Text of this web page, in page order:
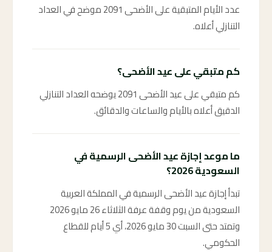
عدد الأيام المتبقية على الأضحى 2091 موضح في العداد
التنازلي أعلاه.
كم متبقي على عيد الأضحى؟
كم متبقي على عيد الأضحى 2091 يوضحه العداد التنازلي
الدقيق أعلاه بالأيام والساعات والدقائق.
ما موعد إجازة عيد الأضحى الرسمية في
السعودية 2026؟
تبدأ إجازة عيد الأضحى الرسمية في المملكة العربية
السعودية من يوم وقفة عرفة الثلاثاء 26 مايو 2026
وتمتد حتى السبت 30 مايو 2026، أي 5 أيام للقطاع
الحكومي.